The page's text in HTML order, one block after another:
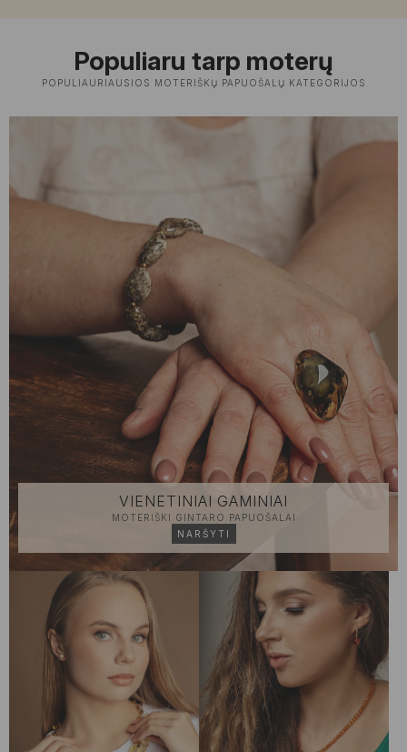
Populiaru tarp moterų
POPULIAURIAUSIOS MOTERIŠKŲ PAPUOŠALŲ KATEGORIJOS
VIENETINIAI GAMINIAI
MOTERIŠKI GINTARO PAPUOŠALAI
NARŠYTI